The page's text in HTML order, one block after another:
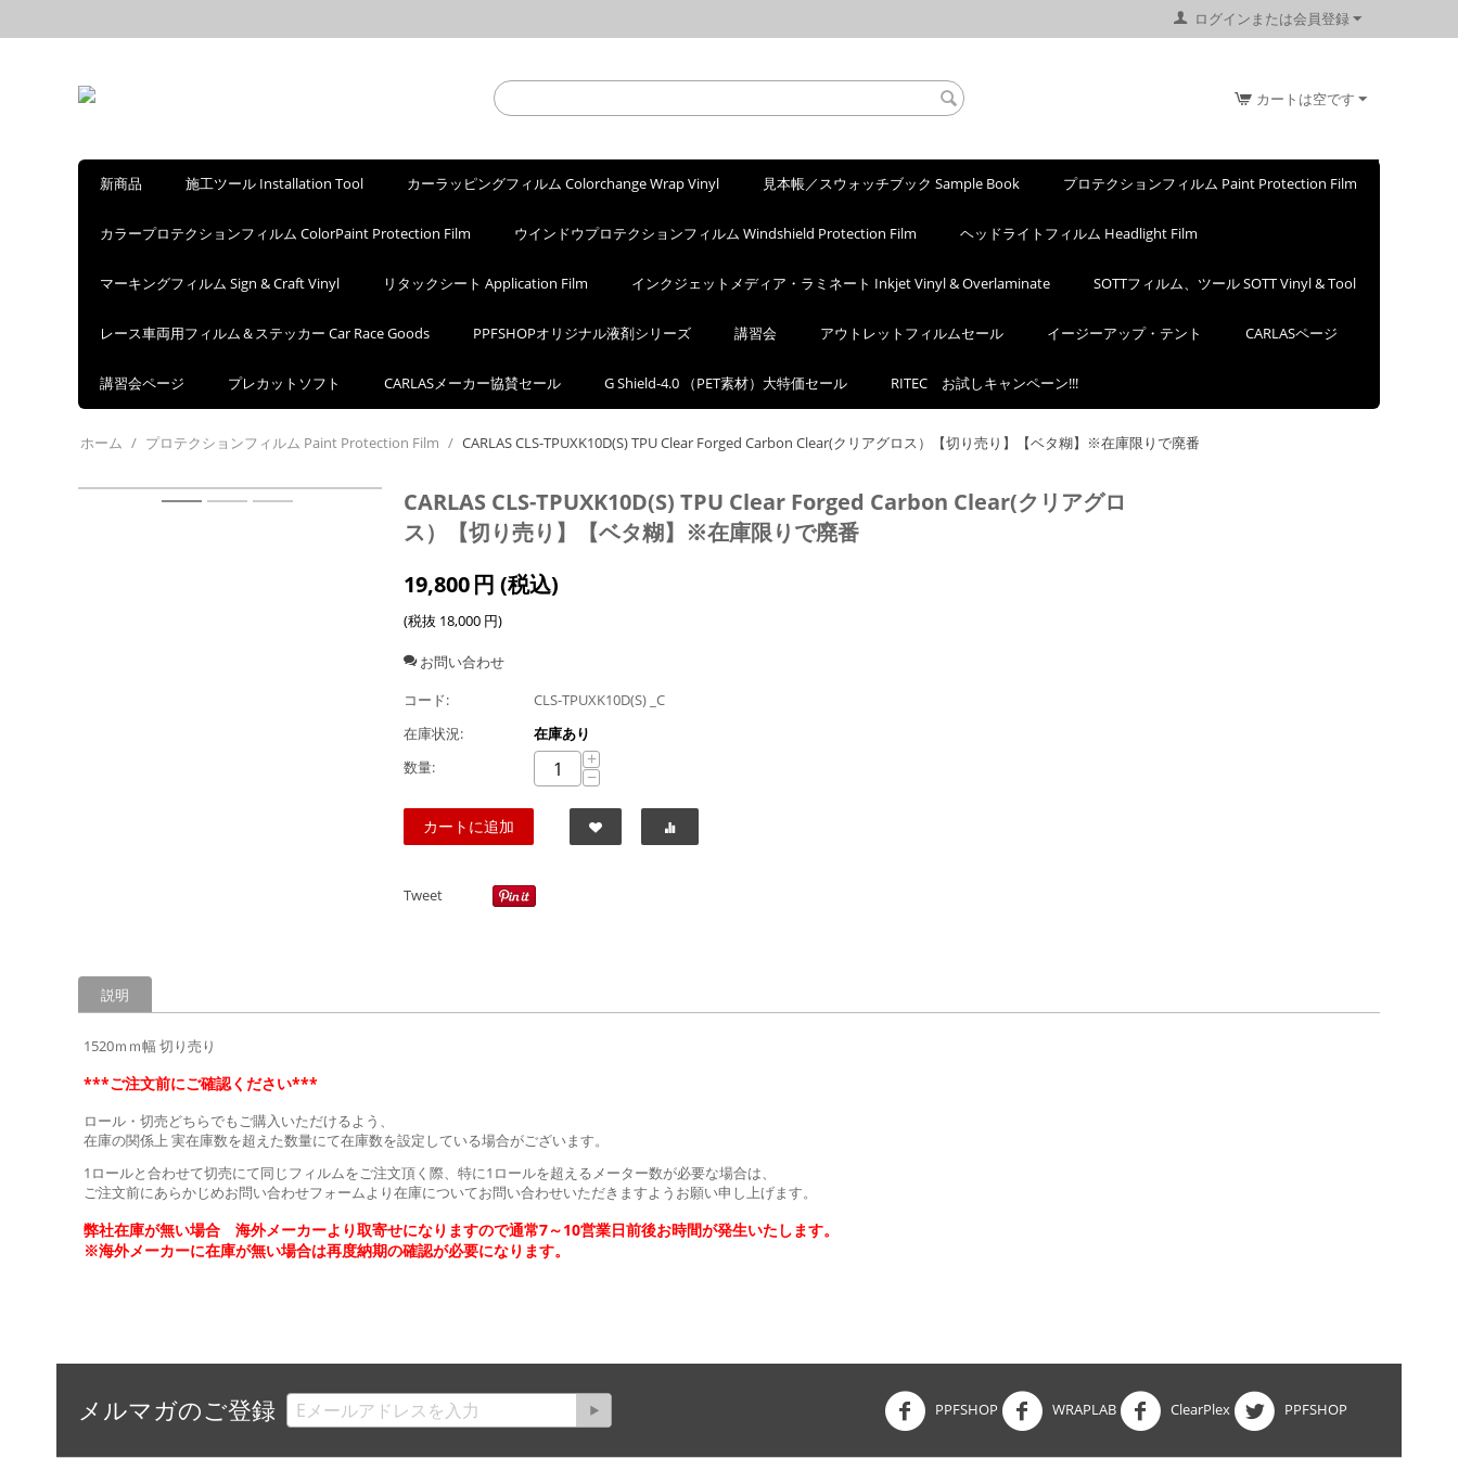
ログインまたは会員登録
カートは空です
新商品 施工ツール Installation Tool カーラッピングフィルム Colorchange Wrap Vinyl 見本帳／スウォッチブック Sample Book プロテクションフィルム Paint Protection Film
カラープロテクションフィルム ColorPaint Protection Film ウインドウプロテクションフィルム Windshield Protection Film ヘッドライトフィルム Headlight Film
マーキングフィルム Sign & Craft Vinyl リタックシート Application Film インクジェットメディア・ラミネート Inkjet Vinyl & Overlaminate SOTTフィルム、ツール SOTT Vinyl & Tool
レース車両用フィルム＆ステッカー Car Race Goods PPFSHOPオリジナル液剤シリーズ 講習会 アウトレットフィルムセール イージーアップ・テント CARLASページ
講習会ページ プレカットソフト CARLASメーカー協賛セール G Shield-4.0 （PET素材）大特価セール RITEC お試しキャンペーン!!!
ホーム / プロテクションフィルム Paint Protection Film / CARLAS CLS-TPUXK10D(S) TPU Clear Forged Carbon Clear(クリアグロス）【切り売り】【ベタ糊】※在庫限りで廃番
CARLAS CLS-TPUXK10D(S) TPU Clear Forged Carbon Clear(クリアグロ
ス）【切り売り】【ベタ糊】※在庫限りで廃番
19,800円 (税込)
(税抜 18,000 円)
お問い合わせ
コード:
CLS-TPUXK10D(S) _C
在庫状況:
在庫あり
数量:
+
−
カートに追加
Tweet
説明
1520ｍｍ幅 切り売り
***ご注文前にご確認ください***
ロール・切売どちらでもご購入いただけるよう、
在庫の関係上 実在庫数を超えた数量にて在庫数を設定している場合がございます。
1ロールと合わせて切売にて同じフィルムをご注文頂く際、特に1ロールを超えるメーター数が必要な場合は、
ご注文前にあらかじめお問い合わせフォームより在庫についてお問い合わせいただきますようお願い申し上げます。
弊社在庫が無い場合 海外メーカーより取寄せになりますので通常7～10営業日前後お時間が発生いたします。
※海外メーカーに在庫が無い場合は再度納期の確認が必要になります。
メルマガのご登録 PPFSHOP WRAPLAB ClearPlex PPFSHOP